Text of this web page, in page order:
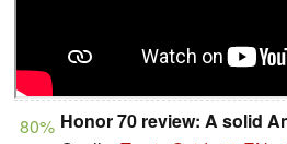
80% Honor 70 review: A solid